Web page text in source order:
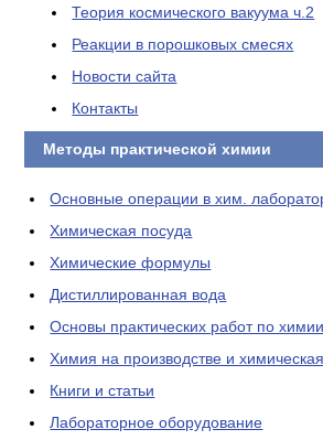
Теория космического вакуума ч.2
Реакции в порошковых смесях
Новости сайта
Контакты
Методы практической химии
Основные операции в хим.
Химическая посуда
Химические формулы
Дистиллированная вода
Основы практических работ по химии
Химия на производстве и
Книги и статьи
Лабораторное оборудование